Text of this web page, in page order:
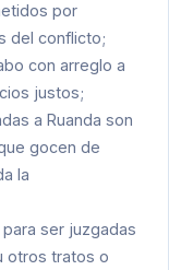
por
del conflicto;
con arreglo a
justos;
a Ruanda son
gocen de
la
ser juzgadas
otros tratos o